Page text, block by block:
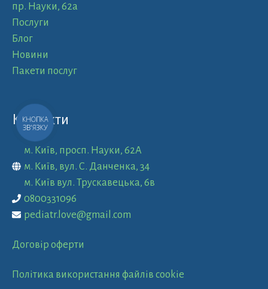
пр. Науки, 62а
Послуги
Блог
Новини
Пакети послуг
Контакти
м. Київ, просп. Науки, 62А
м. Київ, вул. С. Данченка, 34
м. Київ вул. Трускавецька, 6в
0800331096
pediatr.love@gmail.com
Договір оферти
Політика використання файлів cookie
КНОПКА
ЗВ'ЯЗКУ